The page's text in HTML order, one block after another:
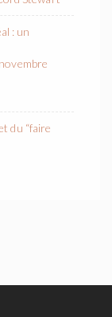
: un
du “faire